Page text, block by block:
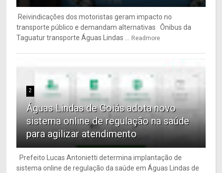
Reivindicações dos motoristas geram impacto no
transporte público e demandam alternativas Ônibus da
Taguatur transporte Águas Lindas ... Readmore
2
Águas Lindas de Goiás adota novo
sistema online de regulação na saúde
para agilizar atendimento
Prefeito Lucas Antonietti determina implantação de
sistema online de regulação da saúde em Águas Lindas de